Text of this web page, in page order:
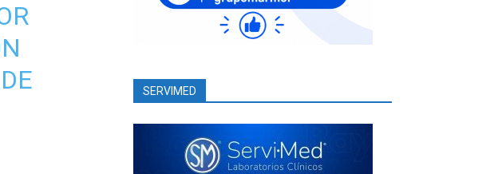
SERVIMED